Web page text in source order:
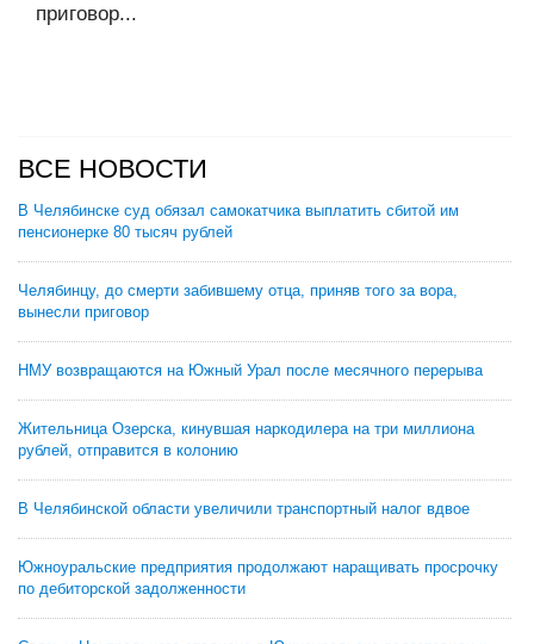
приговор...
ВСЕ НОВОСТИ
В Челябинске суд обязал самокатчика выплатить сбитой им
пенсионерке 80 тысяч рублей
Челябинцу, до смерти забившему отца, приняв того за вора,
вынесли приговор
НМУ возвращаются на Южный Урал после месячного перерыва
Жительница Озерска, кинувшая наркодилера на три миллиона
рублей, отправится в колонию
В Челябинской области увеличили транспортный налог вдвое
Южноуральские предприятия продолжают наращивать просрочку
по дебиторской задолженности